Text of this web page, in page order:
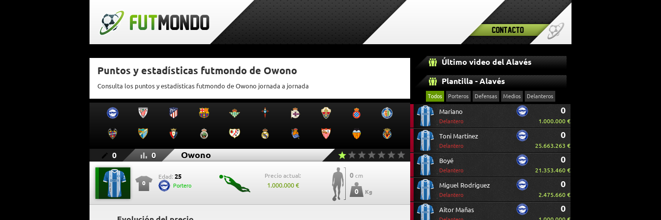
Contacto
Puntos y estadísticas futmondo de Owono
Consulta los puntos y estadísticas futmondo de Owono jornada a jornada
0 0 Owono
0
Edad: 25
Portero
Precio actual:
1.000.000 €
0 cm
0 Kg
Último video del Alavés
Plantilla - Alavés
Todos Porteros Defensas Medios Delanteros
Mariano
Delantero
0
1.000.000 €
Toni Martínez
Delantero
0
25.663.263 €
Boyé
Delantero
0
21.353.460 €
Miguel Rodríguez
Delantero
0
2.475.660 €
Aitor Mañas 0